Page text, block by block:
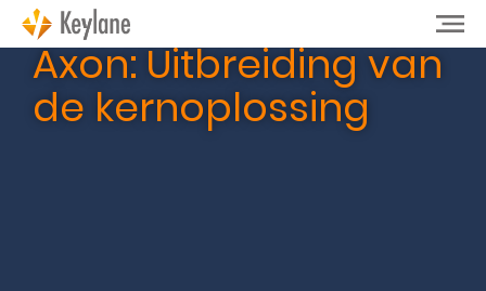
Axon: Uitbreiding van
de kernoplossing